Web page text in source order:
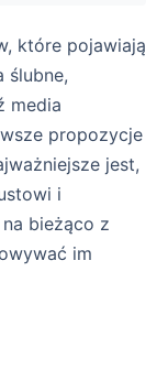
które pojawiają
ślubne,
media
propozycje
jest,
i
bieżąco z
im